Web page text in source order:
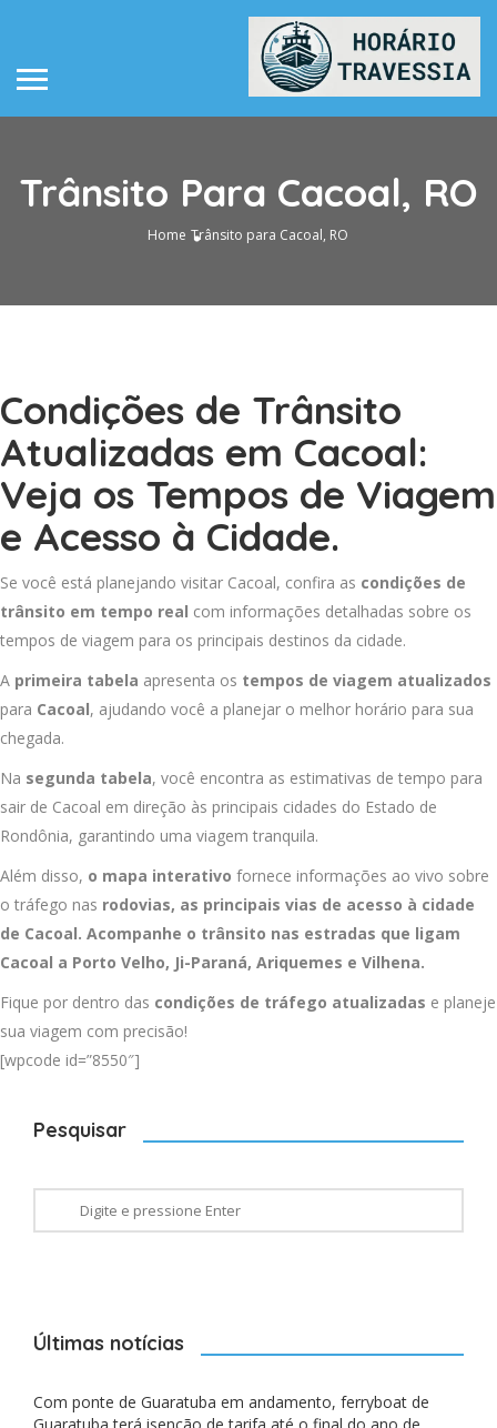
Trânsito Para Cacoal, RO
Home Trânsito para Cacoal, RO
Condições de Trânsito
Atualizadas em Cacoal:
Veja os Tempos de Viagem
e Acesso à Cidade.
Se você está planejando visitar Cacoal, confira as condições de
trânsito em tempo real com informações detalhadas sobre os
tempos de viagem para os principais destinos da cidade.
A primeira tabela apresenta os tempos de viagem atualizados
para Cacoal, ajudando você a planejar o melhor horário para sua
chegada.
Na segunda tabela, você encontra as estimativas de tempo para
sair de Cacoal em direção às principais cidades do Estado de
Rondônia, garantindo uma viagem tranquila.
Além disso, o mapa interativo fornece informações ao vivo sobre
o tráfego nas rodovias, as principais vias de acesso à cidade
de Cacoal. Acompanhe o trânsito nas estradas que ligam
Cacoal a Porto Velho, Ji-Paraná, Ariquemes e Vilhena.
Fique por dentro das condições de tráfego atualizadas e planeje
sua viagem com precisão!
[wpcode id=”8550″]
Pesquisar
Últimas notícias
Com ponte de Guaratuba em andamento, ferryboat de